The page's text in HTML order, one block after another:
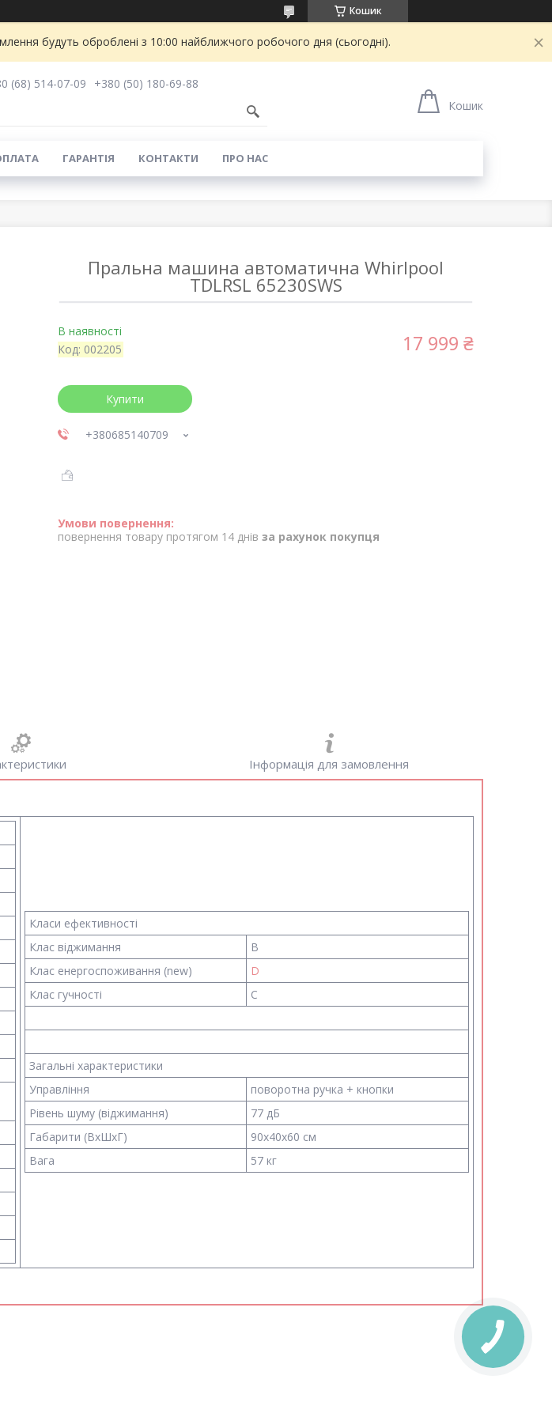
Кошик
будуть оброблені з 10:00 найближчого робочого дня (сьогодні).
(68) 514-07-09
+380 (50) 180-69-88
Кошик
ГАРАНТІЯ КОНТАКТИ ПРО НАС
Пральна машина автоматична Whirlpool
TDLRSL 65230SWS
В наявності
Код: 002205 17 999 ₴
Купити
+380685140709
повернення товару протягом 14 днів за рахунок покупця
Інформація для замовлення
Класи ефективності
Клас віджимання
B
Клас енергоспоживання (new)
D
Клас гучності
C
Загальні характеристики
Управління
поворотна ручка + кнопки
Рівень шуму (віджимання)
77 дБ
Габарити (ВхШхГ)
90x40x60 см
Вага
57 кг